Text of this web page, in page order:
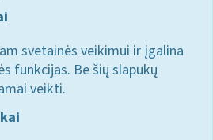
svetainės veikimui ir įgalina
funkcijas. Be šių slapukų
veikti.